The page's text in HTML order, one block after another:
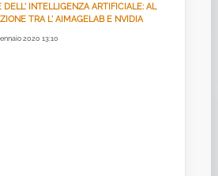
DELL' INTELLIGENZA ARTIFICIALE: AL
TRA L' AIMAGELAB E NVIDIA
2020 13:10